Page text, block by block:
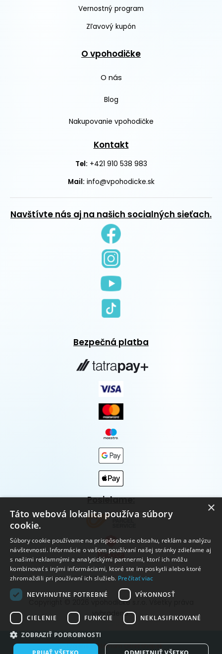
Vernostný program
Zľavový kupón
O vpohodičke
O nás
Blog
Nakupovanie vpohodičke
Kontakt
Tel: +421 910 538 983
Mail: info@vpohodicke.sk
Navštívte nás aj na našich socialných sieťach.
Bezpečná platba
Posielame:
Copyright © 2026 vpohodičke s.r.o. Všetky práva
vyhradené.
Vytvorené systémom ClickEshop.sk
×
Táto webová lokalita používa súbory
cookie.
Súbory cookie používame na prispôsobenie obsahu, reklám a analýzu
návštevnosti. Informácie o vašom používaní našej stránky zdieľame aj
s našimi reklamnými a analytickými partnermi, ktorí ich môžu
kombinovať s inými informáciami, ktoré ste im poskytli alebo ktoré
zhromaždili pri používaní ich služieb. Prečítať viac
NEVYHNUTNE POTREBNÉ
VÝKONNOSŤ
CIELENIE FUNKCIE NEKLASIFIKOVANÉ
ZOBRAZIŤ PODROBNOSTI